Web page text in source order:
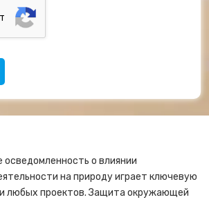
о влиянии
на природу играет ключевую
любых проектов. Защита окружающей